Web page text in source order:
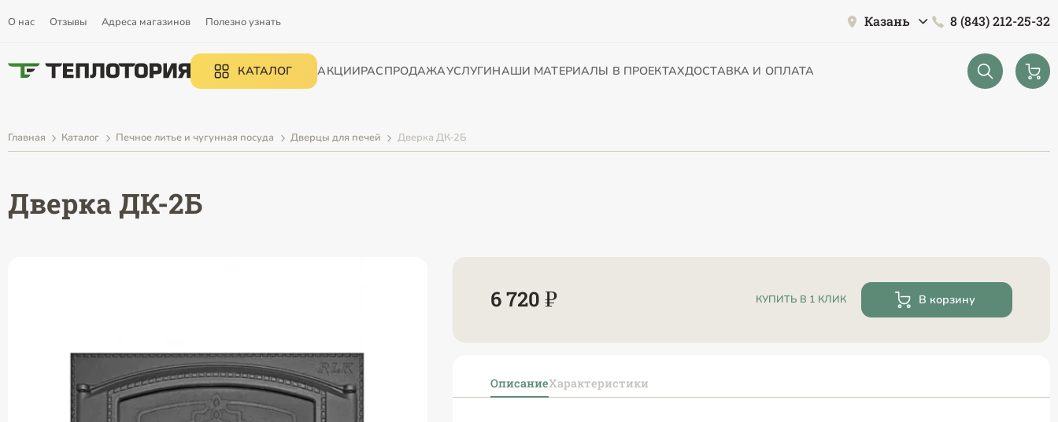
О нас Отзывы Адреса магазинов Полезно узнать Казань 8 (843) 212-25-32
КАТАЛОГ АКЦИИРАСПРОДАЖАУСЛУГИНАШИ МАТЕРИАЛЫ В ПРОЕКТАХДОСТАВКА И ОПЛАТА
Главная Каталог Печное литье и чугунная посуда Дверцы для печей Дверка ДК-2Б
Дверка ДК-2Б
6 720 ₽ КУПИТЬ В 1 КЛИК В корзину
ОписаниеХарактеристики